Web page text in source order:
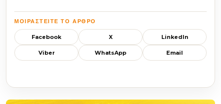
ΜΟΙΡΑΣΤΕΊΤΕ ΤΟ ΆΡΘΡΟ
Facebook X LinkedIn
Viber WhatsApp Email